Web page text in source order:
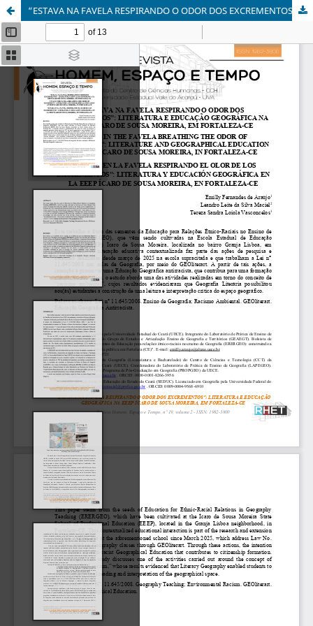
“ESTAVA NA FAVELA RESPIRANDO O ODOR DOS EXCREMENTOS”: LITERATURA E EDUCAÇÃO GEOGRÁFICA NA EEEP ÍCARO DE SOUSA MOREIRA, EM FORTALEZA-CE